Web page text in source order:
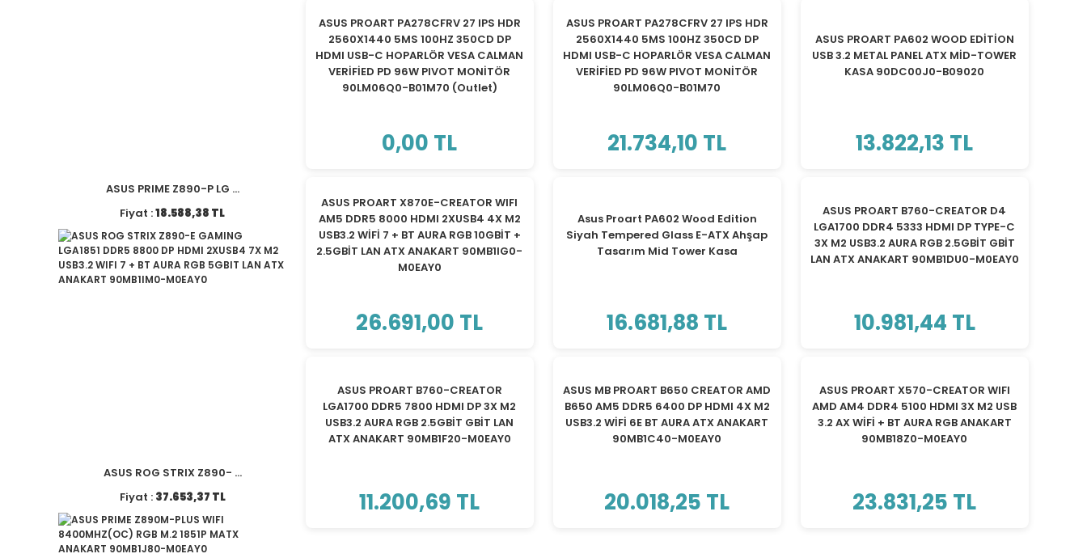
ASUS PRIME Z890-P LG ...
Fiyat :18.588,38 TL
ASUS ROG STRIX Z890- ...
Fiyat : 37.653,37 TL
ASUS PROART PA278CFRV 27 IPS HDR
2560X1440 5MS 100HZ 350CD DP
HDMI USB-C HOPARLÖR VESA CALMAN
VERİFİED PD 96W PIVOT MONİTÖR
90LM06Q0-B01M70 (Outlet)
0,00 TL
ASUS PROART PA278CFRV 27 IPS HDR
2560X1440 5MS 100HZ 350CD DP
HDMI USB-C HOPARLÖR VESA CALMAN
VERİFİED PD 96W PIVOT MONİTÖR
90LM06Q0-B01M70
21.734,10 TL
ASUS PROART PA602 WOOD EDİTİON
USB 3.2 METAL PANEL ATX MİD-TOWER
KASA 90DC00J0-B09020
13.822,13 TL
ASUS PROART X870E-CREATOR WIFI
AM5 DDR5 8000 HDMI 2XUSB4 4X M2
USB3.2 WİFİ 7 + BT AURA RGB 10GBİT +
2.5GBİT LAN ATX ANAKART 90MB1IG0-
M0EAY0
26.691,00 TL
Asus Proart PA602 Wood Edition
Siyah Tempered Glass E-ATX Ahşap
Tasarım Mid Tower Kasa
16.681,88 TL
ASUS PROART B760-CREATOR D4
LGA1700 DDR4 5333 HDMI DP TYPE-C
3X M2 USB3.2 AURA RGB 2.5GBİT GBİT
LAN ATX ANAKART 90MB1DU0-M0EAY0
10.981,44 TL
ASUS PROART B760-CREATOR
LGA1700 DDR5 7800 HDMI DP 3X M2
USB3.2 AURA RGB 2.5GBİT GBİT LAN
ATX ANAKART 90MB1F20-M0EAY0
11.200,69 TL
ASUS MB PROART B650 CREATOR AMD
B650 AM5 DDR5 6400 DP HDMI 4X M2
USB3.2 WİFİ 6E BT AURA ATX ANAKART
90MB1C40-M0EAY0
20.018,25 TL
ASUS PROART X570-CREATOR WIFI
AMD AM4 DDR4 5100 HDMI 3X M2 USB
3.2 AX WİFİ + BT AURA RGB ANAKART
90MB18Z0-M0EAY0
23.831,25 TL